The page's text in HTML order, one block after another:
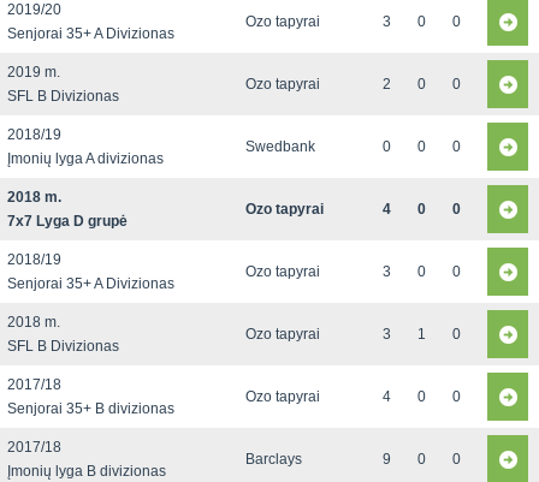
2019/20
Senjorai 35+ A Divizionas
Ozo tapyrai 3 0 0
2019 m.
SFL B Divizionas
Ozo tapyrai 2 0 0
2018/19
Įmonių lyga A divizionas
Swedbank 0 0 0
2018 m.
7x7 Lyga D grupė
Ozo tapyrai 4 0 0
2018/19
Senjorai 35+ A Divizionas
Ozo tapyrai 3 0 0
2018 m.
SFL B Divizionas
Ozo tapyrai 3 1 0
2017/18
Senjorai 35+ B divizionas
Ozo tapyrai 4 0 0
2017/18
Įmonių lyga B divizionas
Barclays 9 0 0